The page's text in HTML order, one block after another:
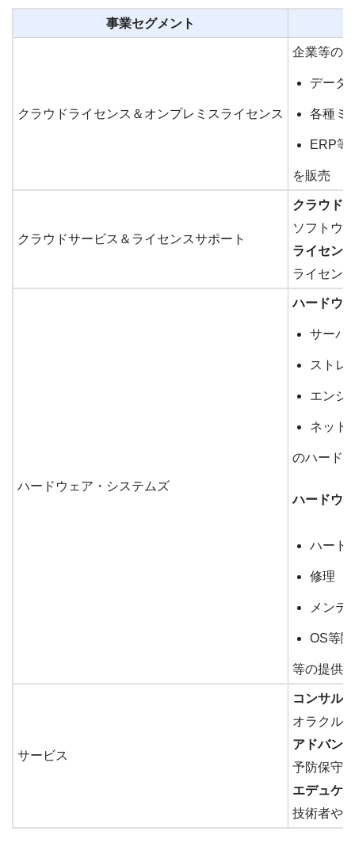
事業セグメント
クラウドライセンス＆オンプレミスライセンス
企業等の
データ
各種ミ
ERP等
を販売
クラウドサービス＆ライセンスサポート
クラウド
ソフトウ
ライセン
ライセン
ハードウェア・システムズ
ハードウ
サーバ
ストレ
エンジ
ネット
のハード
ハードウ
ハード
修理
メンテ
OS等
等の提供。
サービス
コンサル
オラクル
アドバン
予防保守
エデュケ
技術者や